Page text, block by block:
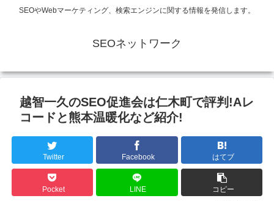
SEOやWebマーケティング、検索エンジンに関する情報を発信します。
SEOネットワーク
越智一久のSEO促進会は仁木町で評判!Aレ
コードと熊本温暖化など紹介!
Twitter Facebook はてブ
Pocket LINE コピー